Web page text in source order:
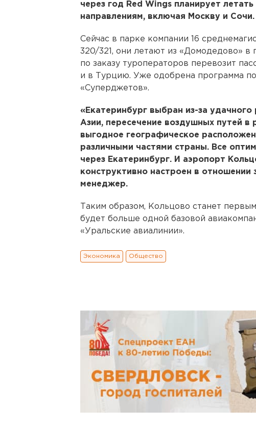
через год Red Wings планирует
направлениям, включая Москву и Сочи.
Сейчас в парке компании 16
320/321, они летают из «Домодедово» в
по заказу туроператоров перевозит
и в Турцию. Уже одобрена программа
«Суперджетов».
«Екатеринбург выбран из-за
Азии, пересечение воздушных путей в
выгодное географическое
различными частями страны. Все
через Екатеринбург. И аэропорт
конструктивно настроен в отношении
менеджер.
Таким образом, Кольцово станет
будет больше одной базовой
«Уральские авиалинии».
Экономика Общество